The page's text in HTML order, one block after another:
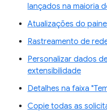
lançados na maioria
Atualizações do
Rastreamento de
Personalizar dados
extensibilidade
Detalhes na faixa
Copie todas as